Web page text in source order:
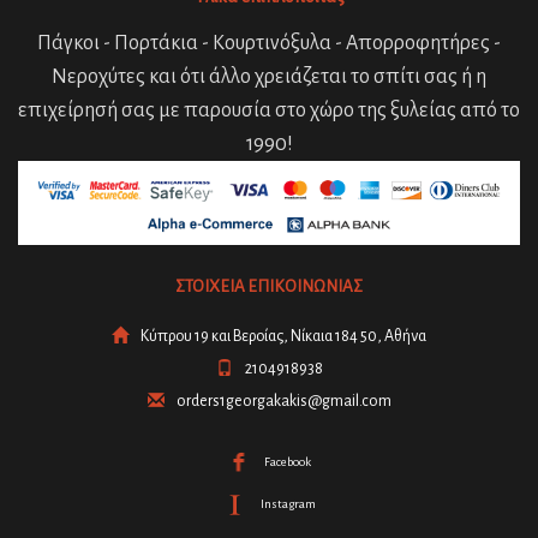
Πάγκοι - Πορτάκια - Κουρτινόξυλα - Απορροφητήρες -
Νεροχύτες και ότι άλλο χρειάζεται το σπίτι σας ή η
επιχείρησή σας με παρουσία στο χώρο της ξυλείας από το
1990!
ΣΤΟΙΧΕΙΑ ΕΠΙΚΟΙΝΩΝΙΑΣ
Κύπρου 19 και Βεροίας, Νίκαια 184 50, Αθήνα
2104918938
orders1georgakakis@gmail.com
Facebook
Instagram